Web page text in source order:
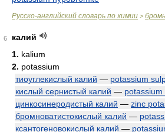
Русско-английский словарь по химии >
6
калий
1. kalium
2. potassium
тиоуглекислый калий — potassium
кислый сернистый калий —
цинкосинеродистый калий — zinc
бромноватистокислый калий —
ксантогеновокислый калий —